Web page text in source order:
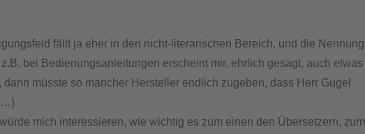
fällt ja eher in den nicht-literarischen Bereich, und die Nennung
bei Bedienungsanleitungen erscheint mir, ehrlich gesagt, auch etwas
dann müsste so mancher Hersteller endlich zugeben, dass Herr Gugel
mich interessieren, wie wichtig es zum einen den Übersetzern, zum